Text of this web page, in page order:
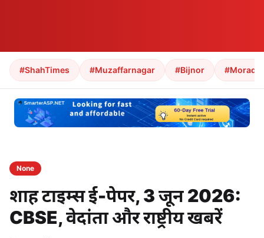
#ShahTimes #Muzaffarnagar #Bijnor
None
शाह टाइम्स ई-पेपर, 3 जून 2026:
CBSE, वेदांता और राष्ट्रीय खबरें